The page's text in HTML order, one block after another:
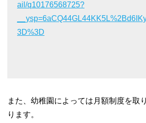
ail/q10176568725?
3D%3D
また、幼稚園によっては月額制度を取
ります。